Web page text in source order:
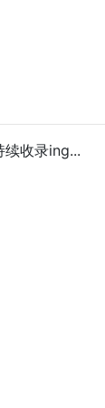
续收录ing...